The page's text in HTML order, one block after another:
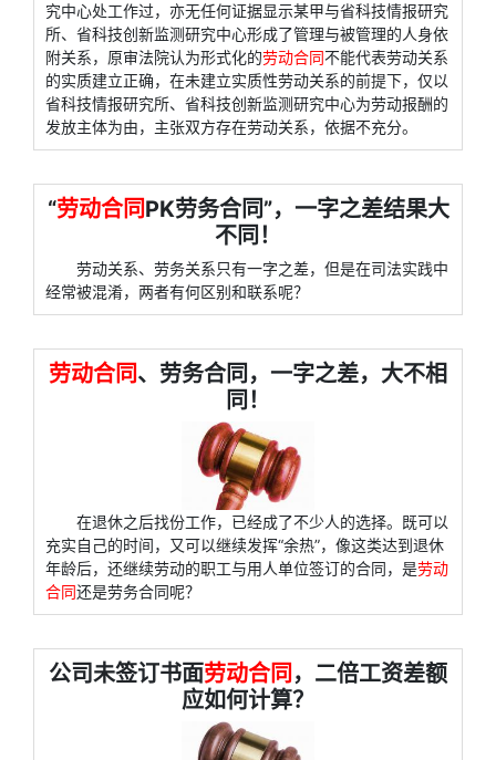
究中心处工作过，亦无任何证据显示某甲与省科技情报研究
所、省科技创新监测研究中心形成了管理与被管理的人身依
附关系，原审法院认为形式化的劳动合同不能代表劳动关系
的实质建立正确，在未建立实质性劳动关系的前提下，仅以
省科技情报研究所、省科技创新监测研究中心为劳动报酬的
发放主体为由，主张双方存在劳动关系，依据不充分。
“劳动合同PK劳务合同”，一字之差结果大
不同！
劳动关系、劳务关系只有一字之差，但是在司法实践中
经常被混淆，两者有何区别和联系呢？
劳动合同、劳务合同，一字之差，大不相
同！
在退休之后找份工作，已经成了不少人的选择。既可以
充实自己的时间，又可以继续发挥“余热”，像这类达到退休
年龄后，还继续劳动的职工与用人单位签订的合同，是劳动
合同还是劳务合同呢？
公司未签订书面劳动合同 ，二倍工资差额
应如何计算？